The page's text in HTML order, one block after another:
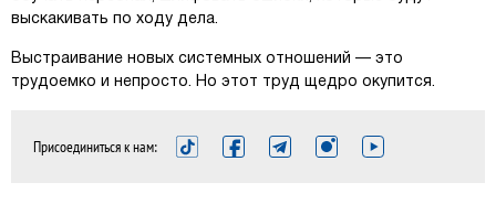
выскакивать по ходу дела.
Выстраивание новых системных отношений — это
трудоемко и непросто. Но этот труд щедро окупится.
Присоединиться к нам: